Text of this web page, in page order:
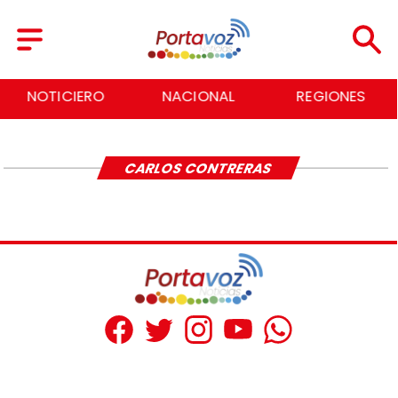
NOTICIERO NACIONAL REGIONES
CARLOS CONTRERAS